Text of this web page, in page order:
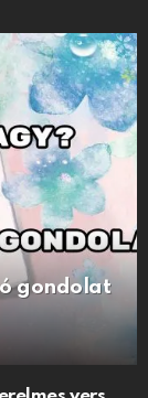
gondolat